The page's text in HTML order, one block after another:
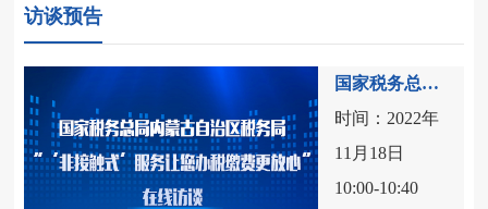
访谈预告
国家税务总局内蒙古自治区税务局“‘非接触式’服务让您办税缴费更放心”在线访谈
时间：2022年
11月18日
10:00-10:40